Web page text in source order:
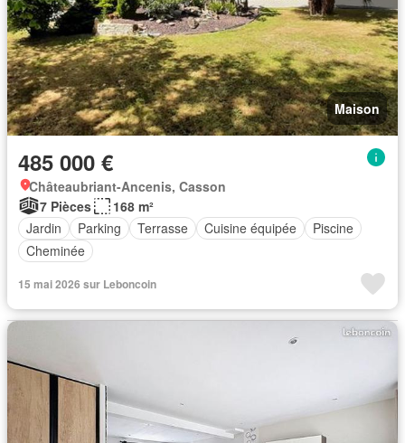
Maison
485 000 €
Châteaubriant-Ancenis, Casson
7 Pièces
168 m²
Jardin
Parking Terrasse Cuisine équipée
Piscine
Cheminée
15 mai 2026 sur Leboncoin